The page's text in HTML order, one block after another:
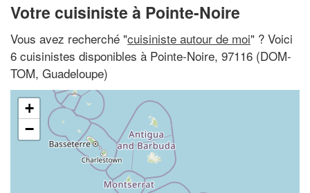
Votre cuisiniste à Pointe-Noire
Vous avez recherché "cuisiniste autour de moi" ? Voici
6 cuisinistes disponibles à Pointe-Noire, 97116 (DOM-
TOM, Guadeloupe)
+
−